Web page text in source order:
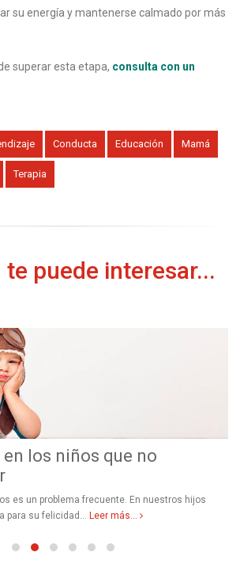
su energía y mantenerse calmado por más
superar esta etapa, consulta con un
Conducta Educación Mamá
Terapia
te puede interesar...
los niños que no
es un problema frecuente. En nuestros hijos
para su felicidad... Leer más...